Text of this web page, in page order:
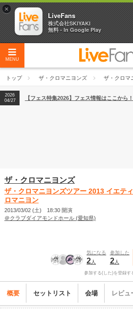
MENU
トップ ザ・クロマニヨンズ ザ・クロマ
2026
04/27
2026
【ライブ動員ランキング】2026年上半期編
2026
04/27
【フェス特集2026】フェス情報はここから！
ザ・クロマニヨンズ
ザ・クロマニヨンズツアー 2013 イエテ
ロマニヨン
2013/03/02 (土) 18:30 開演
＠クラブダイアモンドホール (愛知県)
気になる
2人
参加した
2人
参加する(した)を登録す
概要 セットリスト 会場 レビュ
×
LiveFans
株式会社SKIYAKI
無料 - In Google Play